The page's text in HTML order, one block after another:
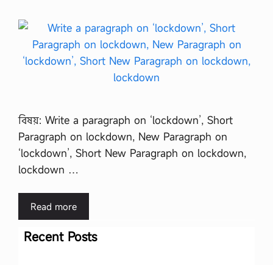
বিষয়: Write a paragraph on ‘lockdown’, Short
Paragraph on lockdown, New Paragraph on
‘lockdown’, Short New Paragraph on lockdown,
lockdown …
Read more
Recent Posts